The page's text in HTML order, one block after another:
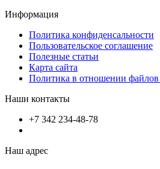
Информация
Политика конфиденсальности
Пользовательское соглашение
Полезные статьи
Карта сайта
Политика в отношении файлов
Наши контакты
+7 342 234-48-78
Наш адрес